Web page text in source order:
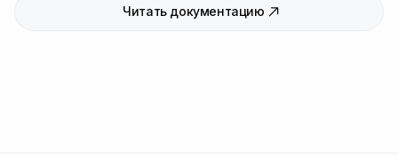
Читать документацию